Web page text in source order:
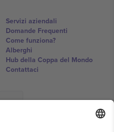
Servizi aziendali
Domande Frequenti
Come funziona?
Alberghi
Hub della Coppa del Mondo
Contattaci